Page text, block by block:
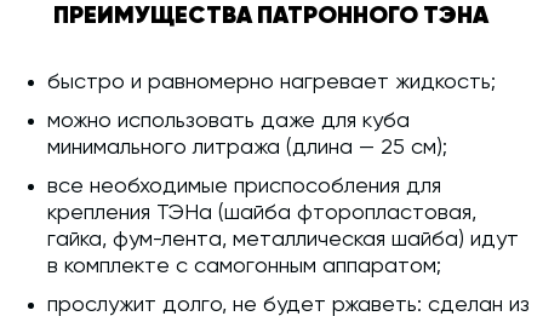
ПРЕИМУЩЕСТВА ПАТРОННОГО ТЭНА
быстро и равномерно нагревает жидкость;
можно использовать даже для куба
минимального литража (длина — 25 см);
все необходимые приспособления для
крепления ТЭНа (шайба фторопластовая,
гайка, фум-лента, металлическая шайба) идут
в комплекте с самогонным аппаратом;
прослужит долго, не будет ржаветь: сделан из